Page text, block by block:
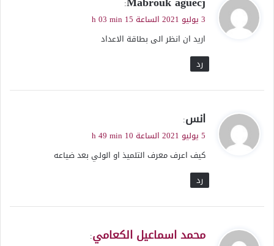
ق
ل
:
3 يوليو 2021 الساعة 15 h 03 min
اريد ان انظر الى بطاقة الاعداد
رد
ي
ق
ل
انس:
5 يوليو 2021 الساعة 10 h 49 min
كيف اعرف معرف التلميذ او الولي بعد ضياعه
رد
ي
محمد اسماعيل الكعامي: